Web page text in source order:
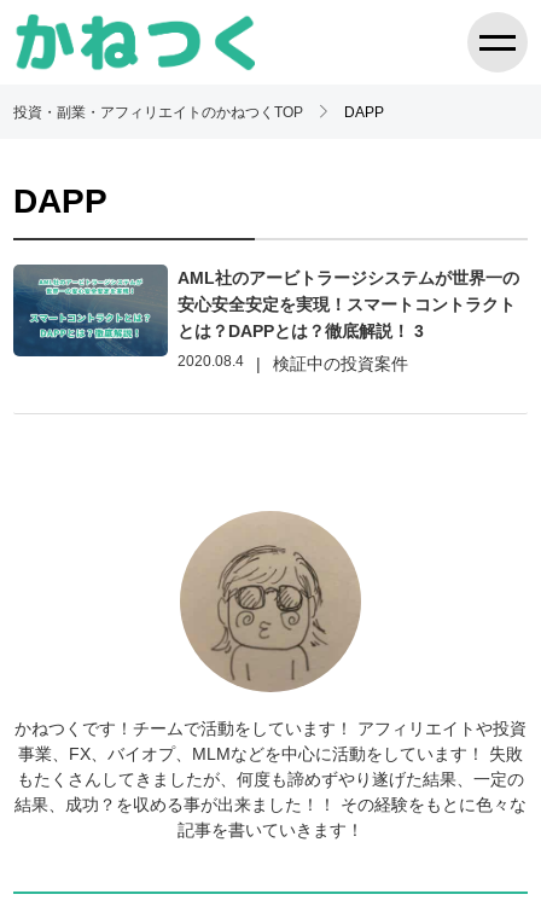
投資・副業・アフィリエイトのかねつくTOP DAPP
DAPP
AML社のアービトラージシステムが世界一の
安心安全安定を実現！スマートコントラクト
とは？DAPPとは？徹底解説！ 3
2020.08.4 | 検証中の投資案件
かねつくです！チームで活動をしています！ アフィリエイトや投資
事業、FX、バイオプ、MLMなどを中心に活動をしています！ 失敗
もたくさんしてきましたが、何度も諦めずやり遂げた結果、一定の
結果、成功？を収める事が出来ました！！ その経験をもとに色々な
記事を書いていきます！